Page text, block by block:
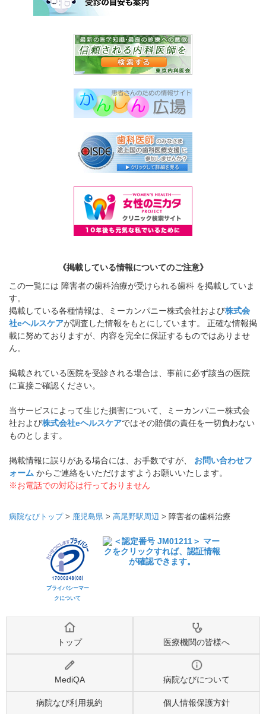
《掲載している情報についてのご注意》
この一覧には 障害者の歯科治療が受けられる歯科 を掲載していま
す。
掲載している各種情報は、ミーカンパニー株式会社および株式会
社eヘルスケアが調査した情報をもとにしています。 正確な情報掲
載に努めておりますが、内容を完全に保証するものではありませ
ん。
掲載されている医院を受診される場合は、事前に必ず該当の医院
に直接ご確認ください。
当サービスによって生じた損害について、ミーカンパニー株式会
社および株式会社eヘルスケアではその賠償の責任を一切負わない
ものとします。
掲載情報に誤りがある場合には、お手数ですが、 お問い合わせフ
ォーム からご連絡をいただけますようお願いいたします。
※お電話での対応は行っておりません
病院なびトップ> 鹿児島県 > 高尾野駅周辺 > 障害者の歯科治療
プライバシーマー
クについて
トップ 医療機関の皆様へ
MediQA 病院なびについて
病院なび利用規約 個人情報保護方針